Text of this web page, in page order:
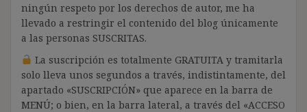
ningún respeto por los derechos de autor, me ha
llevado a restringir el contenido del blog únicamente
a las personas SUSCRITAS.
La suscripción es totalmente GRATUITA y tramitarla
solo lleva unos segundos a través, indistintamente, del
apartado «SUSCRIPCIÓN» que aparece en la barra de
MENÚ; o bien, en la barra lateral, a través del «ACCESO